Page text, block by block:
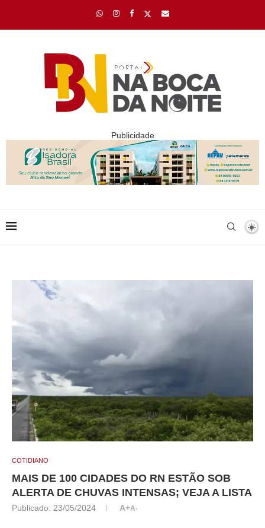
Publicidade
COTIDIANO
MAIS DE 100 CIDADES DO RN ESTÃO SOB
ALERTA DE CHUVAS INTENSAS; VEJA A LISTA
Publicado: 23/05/2024 A+A-